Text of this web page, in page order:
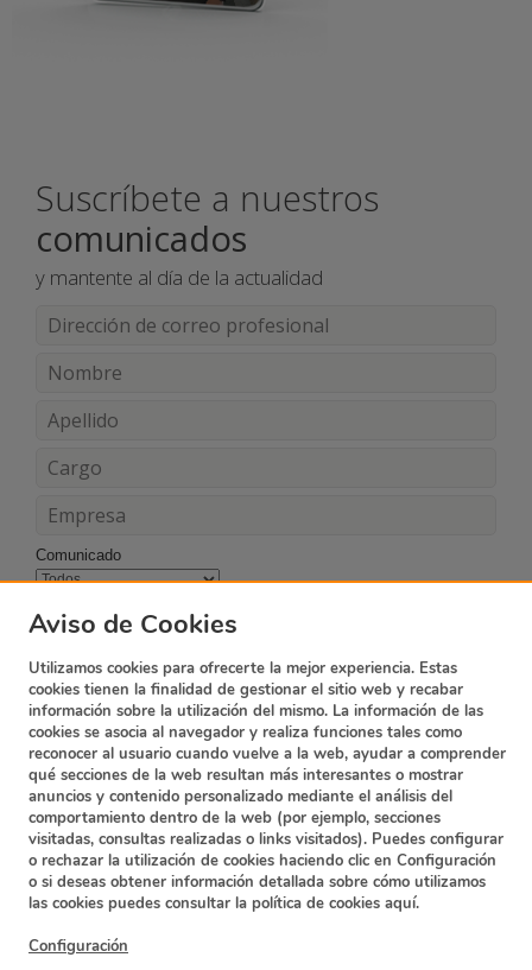
Suscríbete a nuestros
comunicados
y mantente al día de la actualidad
Comunicado
Suscripción Newsletter
Contacto
Política de privacidad
Aviso de Cookies
Utilizamos cookies para ofrecerte la mejor experiencia. Estas
cookies tienen la finalidad de gestionar el sitio web y recabar
información sobre la utilización del mismo. La información de las
cookies se asocia al navegador y realiza funciones tales como
reconocer al usuario cuando vuelve a la web, ayudar a comprender
qué secciones de la web resultan más interesantes o mostrar
anuncios y contenido personalizado mediante el análisis del
comportamiento dentro de la web (por ejemplo, secciones
visitadas, consultas realizadas o links visitados). Puedes configurar
o rechazar la utilización de cookies haciendo clic en Configuración
o si deseas obtener información detallada sobre cómo utilizamos
las cookies puedes consultar la política de cookies aquí.
Configuración